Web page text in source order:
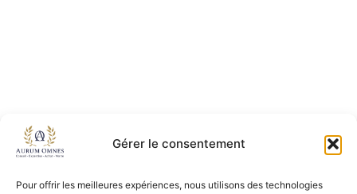
Gérer le consentement
Pour offrir les meilleures expériences, nous utilisons des technologies